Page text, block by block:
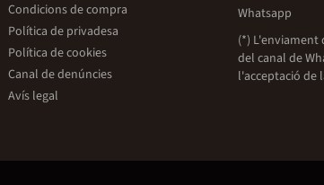
Condicions de compra
Política de privadesa
Política de cookies
Canal de denúncies
Avís legal
Whatsapp
(*) L'enviament
del canal de
l'acceptació de